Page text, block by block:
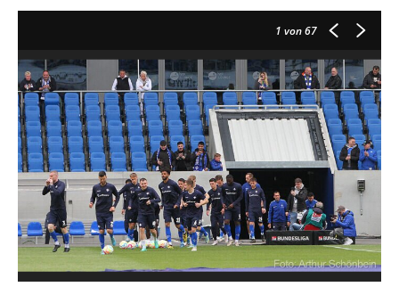
1 von 67